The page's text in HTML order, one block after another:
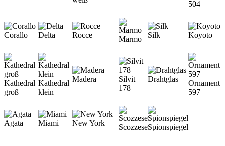
504
Corallo Delta Rocce Marmo Silk Koyoto
Kathedral
groß
Kathedral
klein
Madera
Silvit
178
Drahtglas
Ornament
597
Agata Miami New York ScozzeseSpionspiegel